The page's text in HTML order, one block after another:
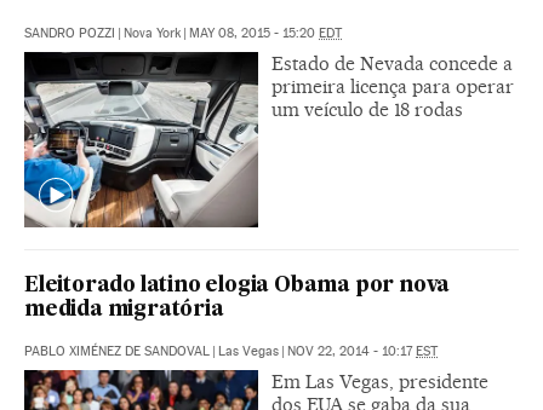
SANDRO POZZI | Nova York | MAY 08, 2015 - 15:20 EDT
Estado de Nevada concede a
primeira licença para operar
um veículo de 18 rodas
Eleitorado latino elogia Obama por nova
medida migratória
PABLO XIMÉNEZ DE SANDOVAL | Las Vegas | NOV 22, 2014 - 10:17EST
Em Las Vegas, presidente
dos EUA se gaba da sua